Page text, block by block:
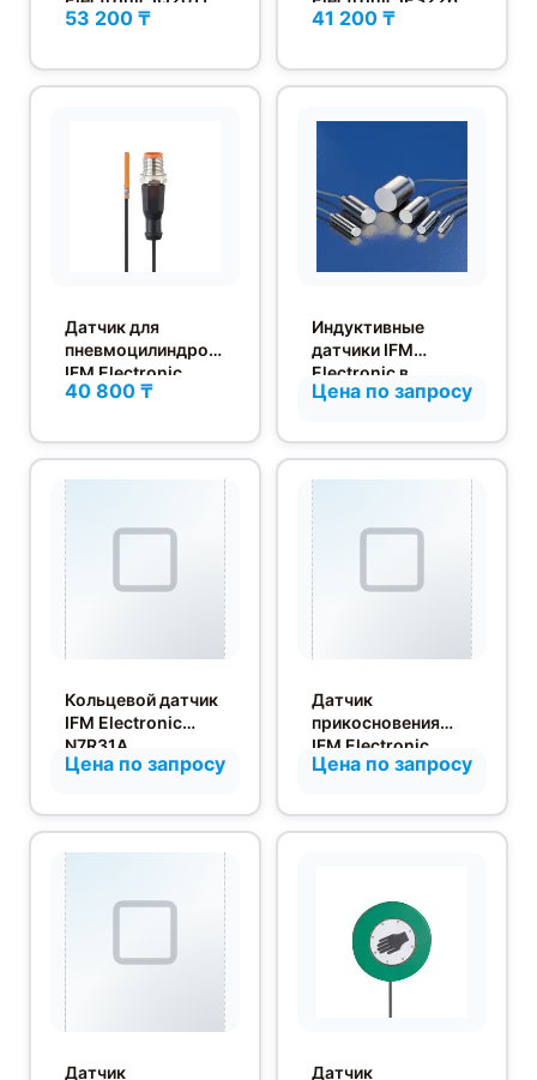
53 200 ₸ 41 200 ₸
Датчик для
пневмоцилиндров
IFM Electronic
MK5363
40 800 ₸
Индуктивные
датчики IFM
Electronic в
высокотемперату
Цена по запросу
Кольцевой датчик
IFM Electronic
N7R31A
Цена по запросу
Датчик
прикосновения
IFM Electronic
KT5150
Цена по запросу
Датчик
Датчик